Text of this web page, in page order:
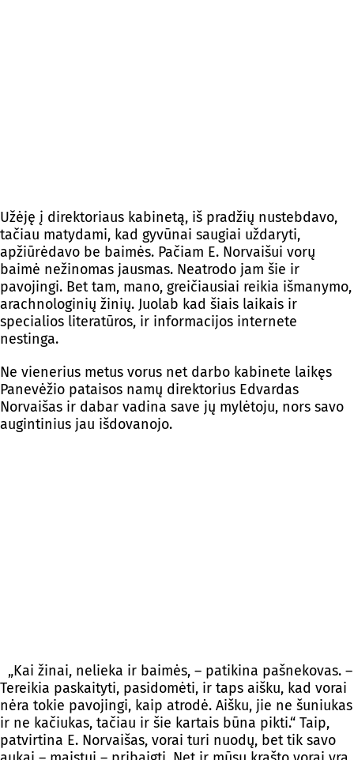
Užėję į direktoriaus kabinetą, iš pradžių nustebdavo,
tačiau matydami, kad gyvūnai saugiai uždaryti,
apžiūrėdavo be baimės. Pačiam E. Norvaišui vorų
baimė nežinomas jausmas. Neatrodo jam šie ir
pavojingi. Bet tam, mano, greičiausiai reikia išmanymo,
arachnologinių žinių. Juolab kad šiais laikais ir
specialios literatūros, ir informacijos internete
nestinga.
Ne vienerius metus vorus net darbo kabinete laikęs
Panevėžio pataisos namų direktorius Edvardas
Norvaišas ir dabar vadina save jų mylėtoju, nors savo
augintinius jau išdovanojo.
„Kai žinai, nelieka ir baimės, – patikina pašnekovas. –
Tereikia paskaityti, pasidomėti, ir taps aišku, kad vorai
nėra tokie pavojingi, kaip atrodė. Aišku, jie ne šuniukas
ir ne kačiukas, tačiau ir šie kartais būna pikti.“ Taip,
patvirtina E. Norvaišas, vorai turi nuodų, bet tik savo